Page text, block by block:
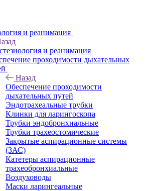
и реанимация
и реанимация
проходимости дыхательных
Назад
Обеспечение проходимости
дыхательных путей
Эндотрахеальные трубки
Клинки для ларингоскопа
Трубки эндобронхиальные
Трубки трахеостомические
Закрытые аспирационные системы
(ЗАС)
Катетеры аспирационные
трахеобронхиальные
Воздуховоды
Маски ларингеальные